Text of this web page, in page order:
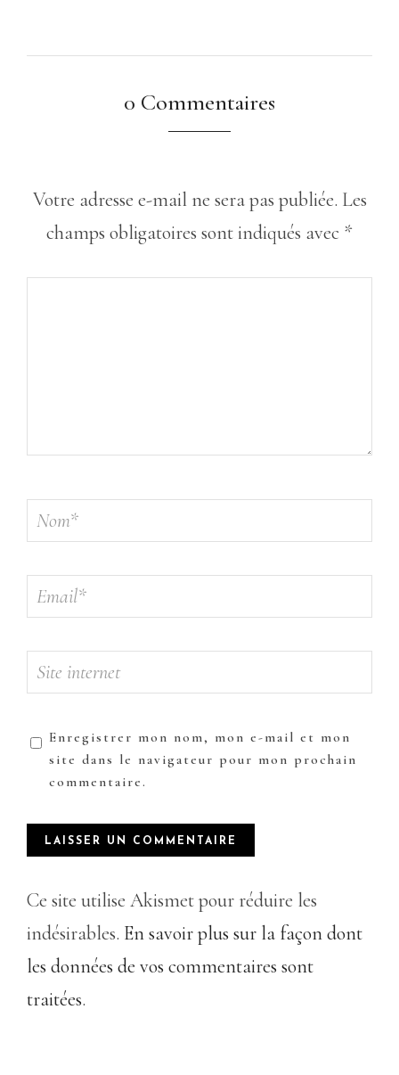
0 Commentaires
Votre adresse e-mail ne sera pas publiée. Les
champs obligatoires sont indiqués avec *
Enregistrer mon nom, mon e-mail et mon
site dans le navigateur pour mon prochain
commentaire.
Ce site utilise Akismet pour réduire les
indésirables. En savoir plus sur la façon dont
les données de vos commentaires sont
traitées.